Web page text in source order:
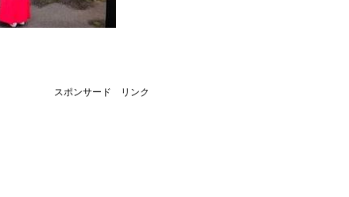
スポンサード リンク